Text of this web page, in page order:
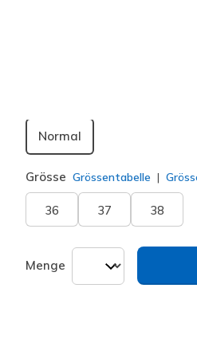
Normal
Grösse Grössentabelle
36 37 38
Menge